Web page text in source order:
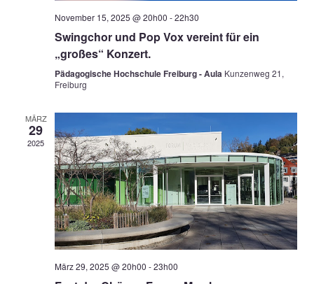
November 15, 2025 @ 20h00 -22h30
Swingchor und Pop Vox vereint für ein
„großes“ Konzert.
Pädagogische Hochschule Freiburg - Aula Kunzenweg 21,
Freiburg
MÄRZ
29
2025
März 29, 2025 @ 20h00 -23h00